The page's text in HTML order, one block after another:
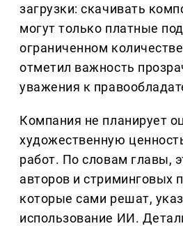
загрузки: скачивать
могут только платные
ограниченном
отметил важность
уважения к
Компания не планирует
художественную
работ. По словам главы,
авторов и стриминговых
которые сами решат,
использование ИИ.